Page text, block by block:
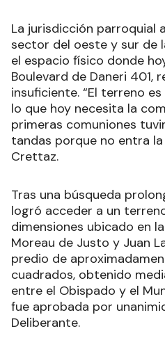
La jurisdicción parroquial
sector del oeste y sur de
el espacio físico donde
Boulevard de Daneri 401,
insuficiente. “El terreno
lo que hoy necesita la
primeras comuniones
tandas porque no entra
Crettaz.
Tras una búsqueda
logró acceder a un
dimensiones ubicado en
Moreau de Justo y Juan
predio de
cuadrados, obtenido
entre el Obispado y el
fue aprobada por
Deliberante.